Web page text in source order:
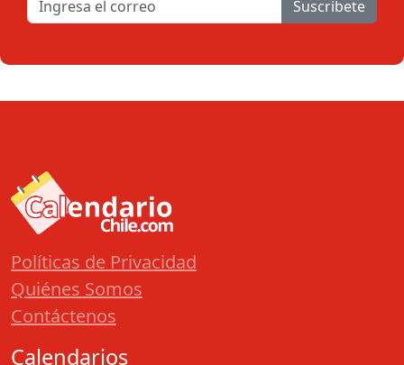
Suscribete
Políticas de Privacidad
Quiénes Somos
Contáctenos
Calendarios